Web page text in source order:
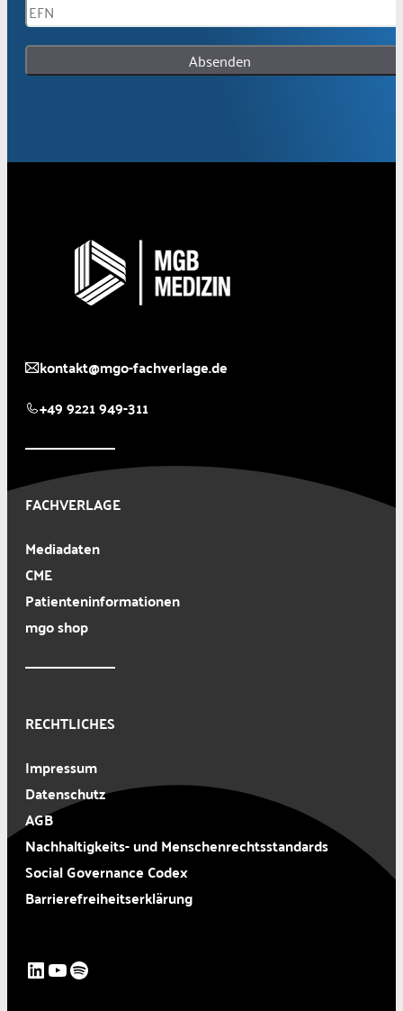
Absenden
kontakt@mgo-fachverlage.de
+49 9221 949-311
FACHVERLAGE
Mediadaten
CME
Patienteninformationen
mgo shop
RECHTLICHES
Impressum
Datenschutz
AGB
Nachhaltigkeits- und Menschenrechtsstandards
Social Governance Codex
Barrierefreiheitserklärung
LinkedIn
YouTube
Spotify